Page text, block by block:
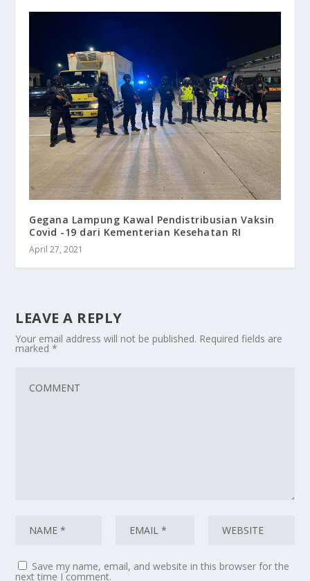
Gegana Lampung Kawal Pendistribusian Vaksin
Covid -19 dari Kementerian Kesehatan RI
April 27, 2021
LEAVE A REPLY
Your email address will not be published. Required fields are
marked*
Save my name, email, and website in this browser for the
next time I comment.